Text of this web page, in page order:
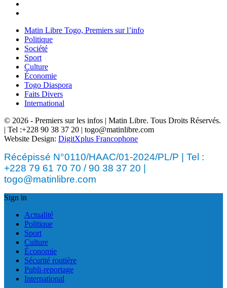
Matin Libre Togo, Premiers sur l’info
Politique
Société
Sport
Culture
Économie
Togo Diaspora
Faits Divers
International
© 2026 - Premiers sur les infos | Matin Libre. Tous Droits Réservés.
| Tel :+228 90 38 37 20 | togo@matinlibre.com
Website Design: DigitXplus Francophone
Récépissé N°0110/HAAC/01-2024/PL/P | Tel :
+228 79 61 70 70 / 90 38 37 20 |
togo@matinlibre.com
Sign in
Actualité
Politique
Sport
Culture
Économie
Sécurité routière
Publi-reportage
International